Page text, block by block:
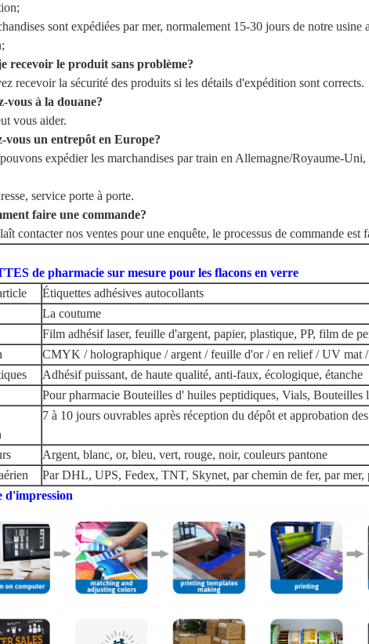
sont expédiées par mer, normalement 15-30 jours de notre usine
recevoir le produit sans problème?
recevoir la sécurité des produits si les détails d'expédition sont corrects.
vous à la douane?
vous aider.
vous un entrepôt en Europe?
expédier les marchandises par train en Allemagne/Royaume-
service porte à porte.
faire une commande?
contacter nos ventes pour une enquête, le processus de commande est
de pharmacie sur mesure pour les flacons en verre
Étiquettes adhésives autocollants
La coutume
Film adhésif laser, feuille d'argent, papier, plastique, PP, film de
CMYK / holographique / argent / feuille d'or / en relief / UV mat
Adhésif puissant, de haute qualité, anti-faux, écologique, étanche
Pour pharmacie Bouteilles d' huiles peptidiques, Vials, Bouteilles
7 à 10 jours ouvrables après réception du dépôt et approbation
Argent, blanc, or, bleu, vert, rouge, noir, couleurs pantone
Par DHL, UPS, Fedex, TNT, Skynet, par chemin de fer, par mer,
d'impression